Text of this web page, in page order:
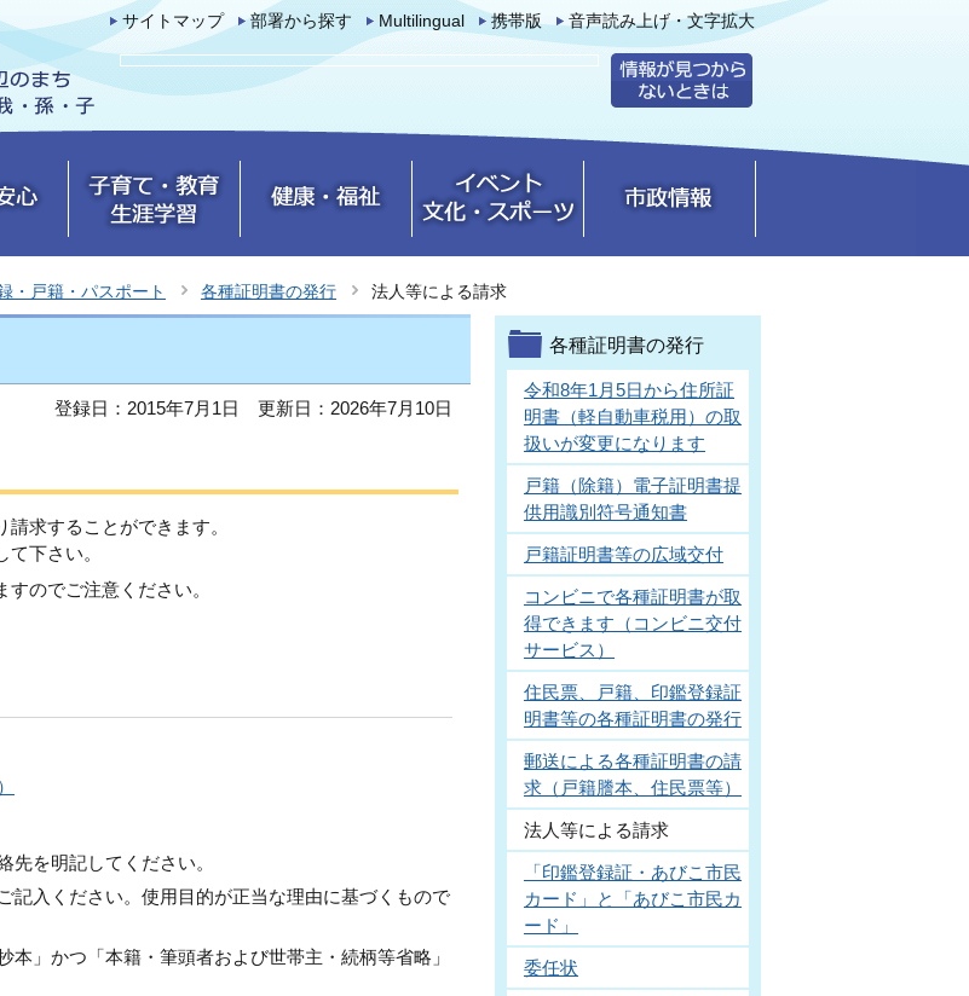
サイトマップ 部署から探す Multilingual 携帯版 音声読み上げ・文字拡大
・戸籍・パスポート 各種証明書の発行 法人等による請求
登録日：2015年7月1日 更新日：2026年7月10日
求することができます。
下さい。
のでご注意ください。
先を明記してください。
記入ください。使用目的が正当な理由に基づくもので
」かつ「本籍・筆頭者および世帯主・続柄等省略」
各種証明書の発行
令和8年1月5日から住所証
明書（軽自動車税用）の取
扱いが変更になります
戸籍（除籍）電子証明書提
供用識別符号通知書
戸籍証明書等の広域交付
コンビニで各種証明書が取
得できます（コンビニ交付
サービス）
住民票、戸籍、印鑑登録証
明書等の各種証明書の発行
郵送による各種証明書の請
求（戸籍謄本、住民票等）
法人等による請求
「印鑑登録証・あびこ市民
カード」と「あびこ市民カ
ード」
委任状